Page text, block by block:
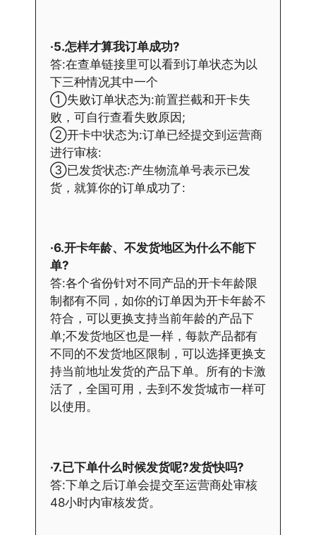
·5.怎样才算我订单成功?
答:在查单链接里可以看到订单状态为以
下三种情况其中一个
①失败订单状态为:前置拦截和开卡失
败，可自行查看失败原因;
②开卡中状态为:订单已经提交到运营商
进行审核:
③已发货状态:产生物流单号表示已发
货，就算你的订单成功了:
·6.开卡年龄、不发货地区为什么不能下
单?
答:各个省份针对不同产品的开卡年龄限
制都有不同，如你的订单因为开卡年龄不
符合，可以更换支持当前年龄的产品下
单;不发货地区也是一样，每款产品都有
不同的不发货地区限制，可以选择更换支
持当前地址发货的产品下单。所有的卡激
活了，全国可用，去到不发货城市一样可
以使用。
·7.已下单什么时候发货呢?发货快吗?
答:下单之后订单会提交至运营商处审核
48小时内审核发货。